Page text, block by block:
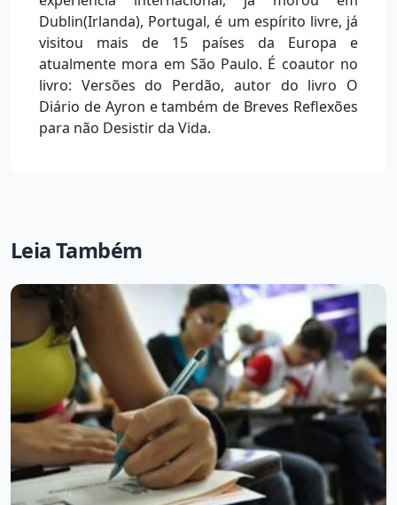
Dublin(Irlanda), Portugal, é um espírito livre, já
visitou mais de 15 países da Europa e
atualmente mora em São Paulo. É coautor no
livro: Versões do Perdão, autor do livro O
Diário de Ayron e também de Breves Reflexões
para não Desistir da Vida.
Leia Também